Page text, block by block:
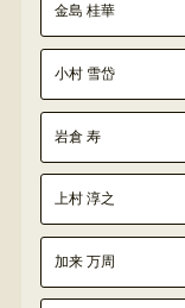
金島 桂華
小村 雪岱
岩倉 寿
上村 淳之
加来 万周